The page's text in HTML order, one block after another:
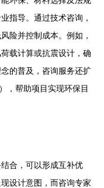
指导。通过技术咨询，
险并控制成本。例如，
载计算或抗震设计，确
的普及，咨询服务还扩
，帮助项目实现环保目
合，可以形成互补优
设计意图，而咨询专家